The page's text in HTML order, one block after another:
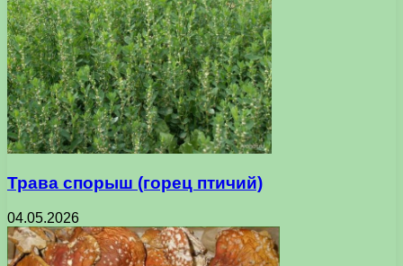
Трава спорыш (горец птичий)
04.05.2026